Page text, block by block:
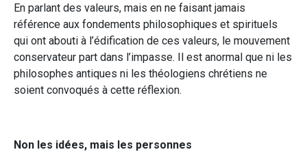
En parlant des valeurs, mais en ne faisant jamais
référence aux fondements philosophiques et spirituels
qui ont abouti à l’édification de ces valeurs, le mouvement
conservateur part dans l’impasse. Il est anormal que ni les
philosophes antiques ni les théologiens chrétiens ne
soient convoqués à cette réflexion.
Non les idées, mais les personnes